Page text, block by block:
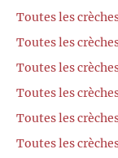
Toutes les
Toutes les
Toutes les
Toutes les
Toutes les
Toutes les